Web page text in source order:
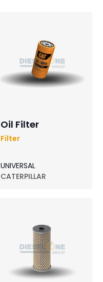
Oil Filter
Filter
UNIVERSAL
CATERPILLAR